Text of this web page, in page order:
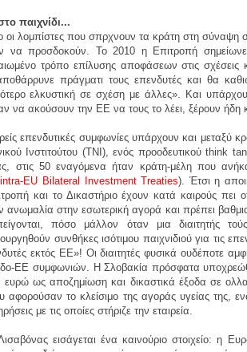
παιχνίδι...
οι λομπίστες που σπρχνουν τα κράτη στη σύναψη
να προσδοκούν. Το 2010 η Επιτροπή σημείωνε
τρόπο επίλυσης αποφάσεων στις
πράγματι τους επενδυτές και θα
ελκυστική σε σχέση με άλλες». Και
να ακούσουν την ΕΕ να τους το λέει, ξέρουν ήδη
επενδυτικές συμφωνίες υπάρχουν και
Ινστιτούτου (TNI), ενός προοδευτικού think
στις 50 εναγόμενα ήταν κράτη-μέλη που
EU Bilateral Investment Treaties). Έτσι η
και το Δικαστήριο έχουν κατά καιρούς πει
ανωμαλία στην εσωτερική αγορά και πρέπει
πόσο μάλλον όταν μια διαιτητής τούς
συνθήκες ισότιμου παιχνιδιού για τις
εκτός ΕΕ»! Οι διαιτητές φυσικά ουδέποτε
ΕΕ συμφωνιών. Η Σλοβακία πρόσφατα
ευρώ ως αποζημίωση και δικαστικά έξοδα σε
αφορούσαν το κλείσιμο της αγοράς υγείας της,
με τις οποίες στήριζε την εταιρεία.
εισάγεται ένα καινούριο στοιχείο: η